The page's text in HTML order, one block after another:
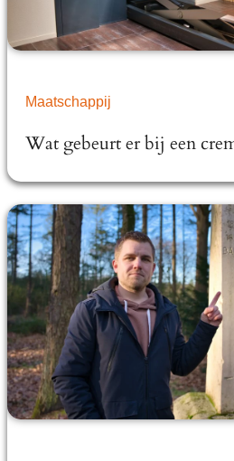
Maatschappij
Wat gebeurt er bij een